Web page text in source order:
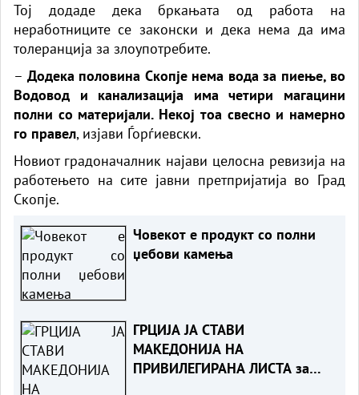
Тој додаде дека бркањата од работа на
неработниците се законски и дека нема да има
толеранција за злоупотребите.
– Додека половина Скопје нема вода за пиење, во
Водовод и канализација има четири магацини
полни со материјали. Некој тоа свесно и намерно
го правел, изјави Ѓорѓиевски.
Новиот градоначалник најави целосна ревизија на
работењето на сите јавни претпријатија во Град
Скопје.
Човекот е продукт со полни
џебови камења
ГРЦИЈА ЈА СТАВИ
МАКЕДОНИЈА НА
ПРИВИЛЕГИРАНА ЛИСТА за